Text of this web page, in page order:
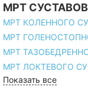
МРТ СУСТАВОВ
МРТ КОЛЕННОГО
МРТ
МРТ
МРТ ЛОКТЕВОГО
Показать все